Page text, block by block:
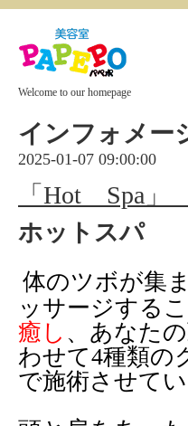
Welcome to our homepage
インフォメー
2025-01-07 09:00:00
「Hot Spa
ホットスパ
体のツボが集
ッサージする
癒し 、あなた
わせて4種類の
で施術させて